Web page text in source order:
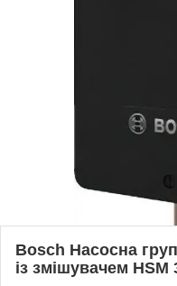
Bosch Насосна
із змішувачем